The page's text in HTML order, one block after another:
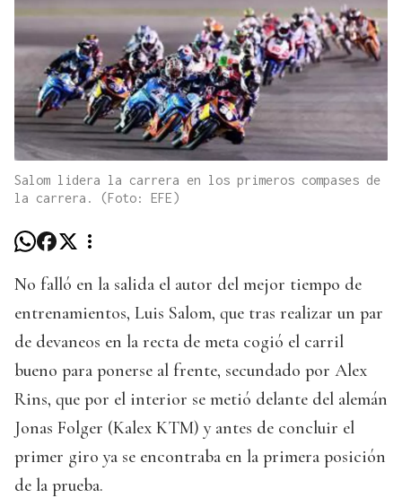
Salom lidera la carrera en los primeros compases de
la carrera. (Foto: EFE)
No falló en la salida el autor del mejor tiempo de
entrenamientos, Luis Salom, que tras realizar un par
de devaneos en la recta de meta cogió el carril
bueno para ponerse al frente, secundado por Alex
Rins, que por el interior se metió delante del alemán
Jonas Folger (Kalex KTM) y antes de concluir el
primer giro ya se encontraba en la primera posición
de la prueba.